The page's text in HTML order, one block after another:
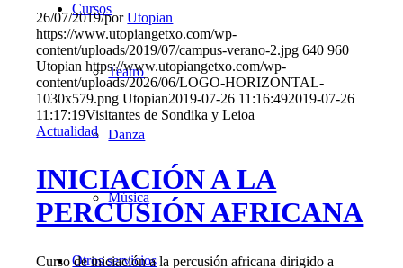
Cursos
Teatro
Danza
Música
Otros servicios
26/07/2019/porUtopian
https://www.utopiangetxo.com/wp-
content/uploads/2019/07/campus-verano-2.jpg 640 960
Utopian https://www.utopiangetxo.com/wp-
content/uploads/2026/06/LOGO-HORIZONTAL-
1030x579.png Utopian2019-07-26 11:16:492019-07-26
11:17:19Visitantes de Sondika y Leioa
Actualidad
INICIACIÓN A LA
PERCUSIÓN AFRICANA
Curso de iniciación a la percusión africana dirigido a